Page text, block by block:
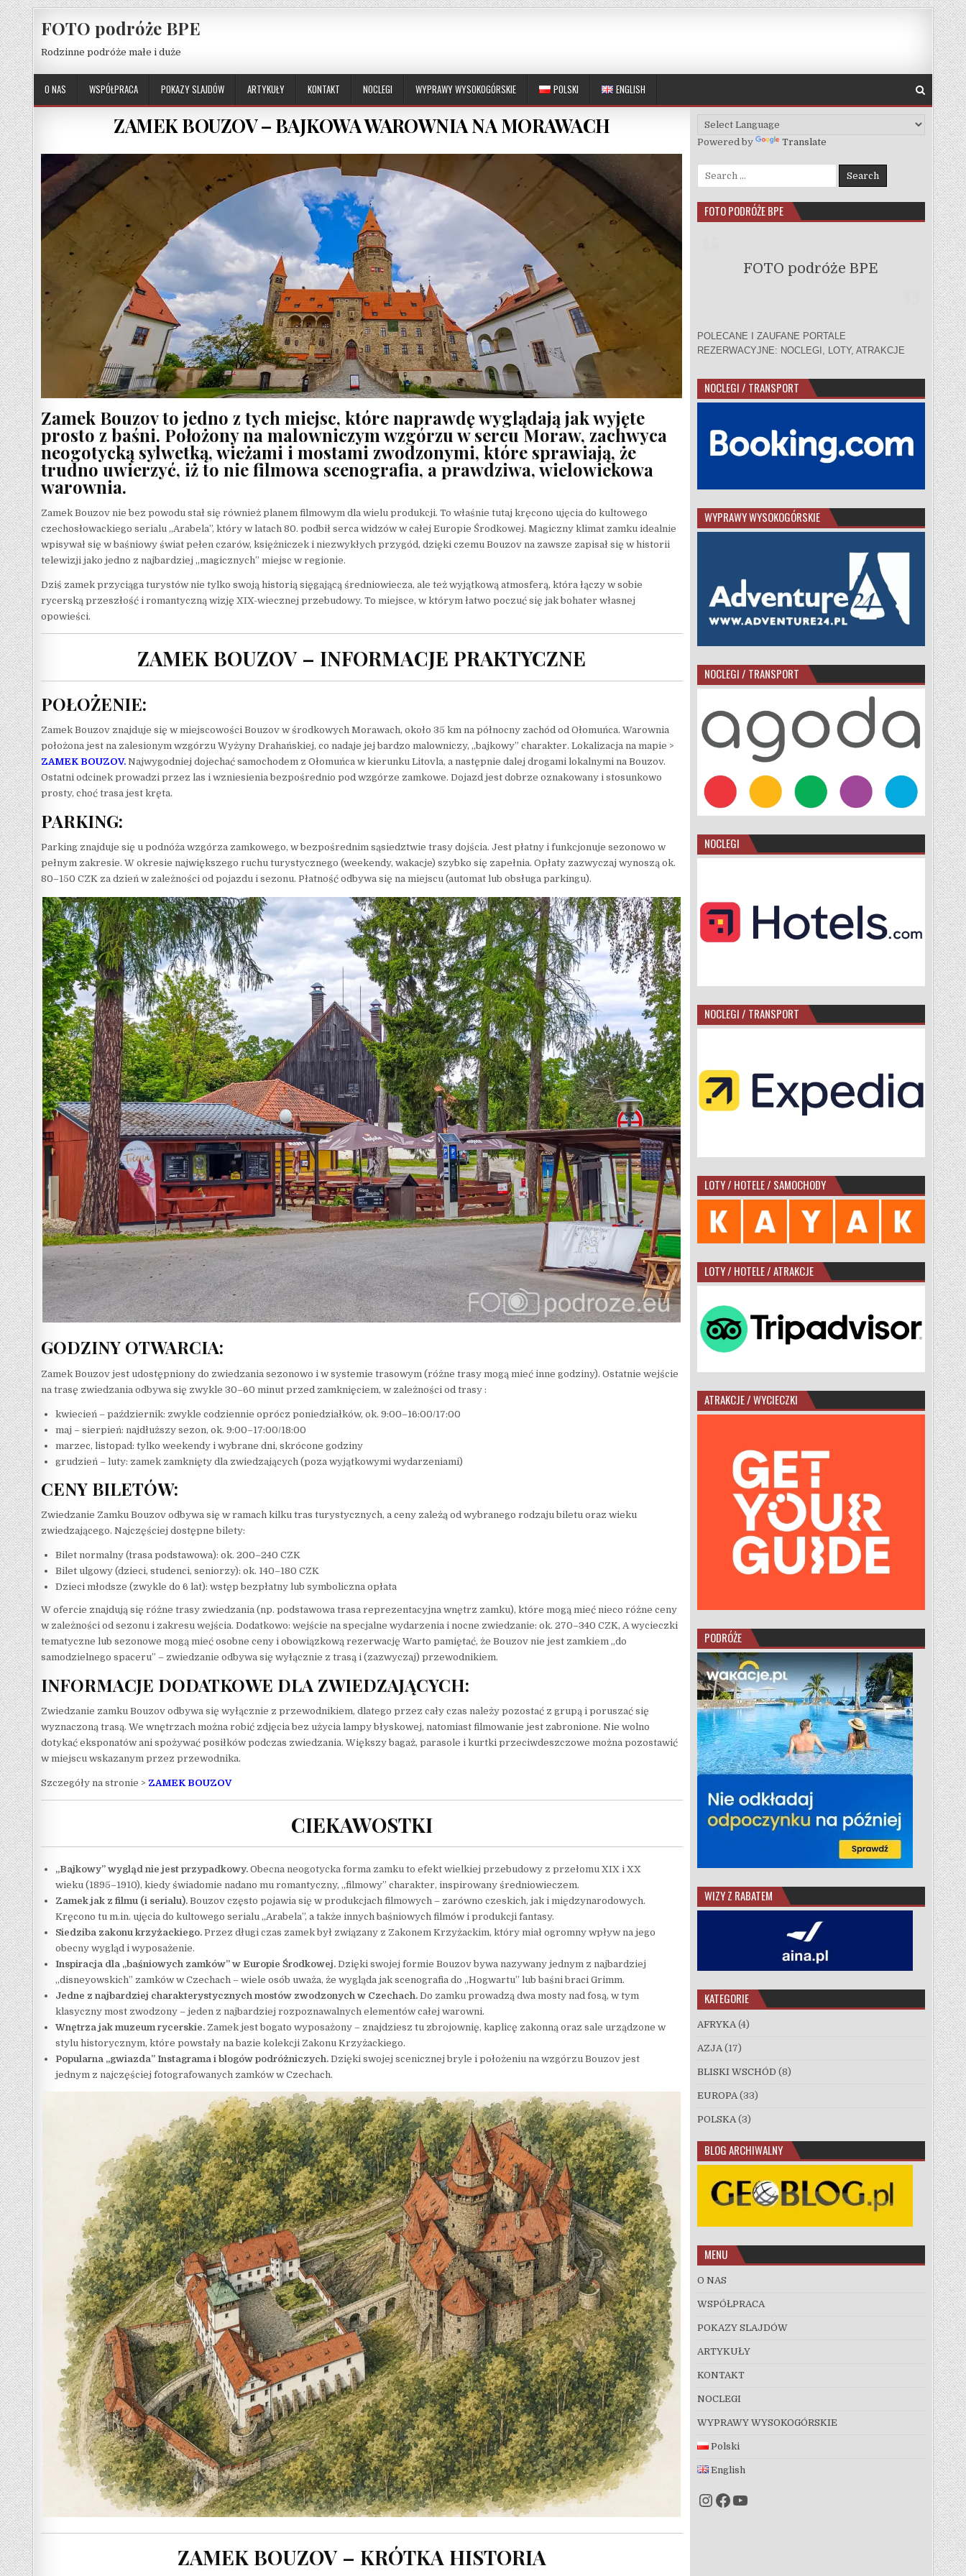
Skip to content
FOTO podróże BPE
Rodzinne podróże małe i duże
O NAS WSPÓŁPRACA POKAZY SLAJDÓW ARTYKUŁY KONTAKT NOCLEGI WYPRAWY WYSOKOGÓRSKIE POLSKI ENGLISH
ZAMEK BOUZOV – BAJKOWA WAROWNIA NA MORAWACH
Zamek Bouzov to jedno z tych miejsc, które naprawdę wyglądają jak wyjęte
prosto z baśni. Położony na malowniczym wzgórzu w sercu Moraw, zachwyca
neogotycką sylwetką, wieżami i mostami zwodzonymi, które sprawiają, że
trudno uwierzyć, iż to nie filmowa scenografia, a prawdziwa, wielowiekowa
warownia.
Zamek Bouzov nie bez powodu stał się również planem filmowym dla wielu produkcji. To właśnie tutaj kręcono ujęcia do kultowego
czechosłowackiego serialu „Arabela”, który w latach 80. podbił serca widzów w całej Europie Środkowej. Magiczny klimat zamku idealnie
wpisywał się w baśniowy świat pełen czarów, księżniczek i niezwykłych przygód, dzięki czemu Bouzov na zawsze zapisał się w historii
telewizji jako jedno z najbardziej „magicznych” miejsc w regionie.
Dziś zamek przyciąga turystów nie tylko swoją historią sięgającą średniowiecza, ale też wyjątkową atmosferą, która łączy w sobie
rycerską przeszłość i romantyczną wizję XIX-wiecznej przebudowy. To miejsce, w którym łatwo poczuć się jak bohater własnej
opowieści.
ZAMEK BOUZOV – INFORMACJE PRAKTYCZNE
POŁOŻENIE:
Zamek Bouzov znajduje się w miejscowości Bouzov w środkowych Morawach, około 35 km na północny zachód od Ołomuńca. Warownia
położona jest na zalesionym wzgórzu Wyżyny Drahańskiej, co nadaje jej bardzo malowniczy, „bajkowy” charakter. Lokalizacja na mapie >
ZAMEK BOUZOV. Najwygodniej dojechać samochodem z Ołomuńca w kierunku Litovla, a następnie dalej drogami lokalnymi na Bouzov.
Ostatni odcinek prowadzi przez las i wzniesienia bezpośrednio pod wzgórze zamkowe. Dojazd jest dobrze oznakowany i stosunkowo
prosty, choć trasa jest kręta.
PARKING:
Parking znajduje się u podnóża wzgórza zamkowego, w bezpośrednim sąsiedztwie trasy dojścia. Jest płatny i funkcjonuje sezonowo w
pełnym zakresie. W okresie największego ruchu turystycznego (weekendy, wakacje) szybko się zapełnia. Opłaty zazwyczaj wynoszą ok.
80–150 CZK za dzień w zależności od pojazdu i sezonu. Płatność odbywa się na miejscu (automat lub obsługa parkingu).
GODZINY OTWARCIA:
Zamek Bouzov jest udostępniony do zwiedzania sezonowo i w systemie trasowym (różne trasy mogą mieć inne godziny). Ostatnie wejście
na trasę zwiedzania odbywa się zwykle 30–60 minut przed zamknięciem, w zależności od trasy :
kwiecień – październik: zwykle codziennie oprócz poniedziałków, ok. 9:00–16:00/17:00
maj – sierpień: najdłuższy sezon, ok. 9:00–17:00/18:00
marzec, listopad: tylko weekendy i wybrane dni, skrócone godziny
grudzień – luty: zamek zamknięty dla zwiedzających (poza wyjątkowymi wydarzeniami)
CENY BILETÓW:
Zwiedzanie Zamku Bouzov odbywa się w ramach kilku tras turystycznych, a ceny zależą od wybranego rodzaju biletu oraz wieku
zwiedzającego. Najczęściej dostępne bilety:
Bilet normalny (trasa podstawowa): ok. 200–240 CZK
Bilet ulgowy (dzieci, studenci, seniorzy): ok. 140–180 CZK
Dzieci młodsze (zwykle do 6 lat): wstęp bezpłatny lub symboliczna opłata
W ofercie znajdują się różne trasy zwiedzania (np. podstawowa trasa reprezentacyjna wnętrz zamku), które mogą mieć nieco różne ceny
w zależności od sezonu i zakresu wejścia. Dodatkowo: wejście na specjalne wydarzenia i nocne zwiedzanie: ok. 270–340 CZK, A wycieczki
tematyczne lub sezonowe mogą mieć osobne ceny i obowiązkową rezerwację Warto pamiętać, że Bouzov nie jest zamkiem „do
samodzielnego spaceru” – zwiedzanie odbywa się wyłącznie z trasą i (zazwyczaj) przewodnikiem.
INFORMACJE DODATKOWE DLA ZWIEDZAJĄCYCH:
Zwiedzanie zamku Bouzov odbywa się wyłącznie z przewodnikiem, dlatego przez cały czas należy pozostać z grupą i poruszać się
wyznaczoną trasą. We wnętrzach można robić zdjęcia bez użycia lampy błyskowej, natomiast filmowanie jest zabronione. Nie wolno
dotykać eksponatów ani spożywać posiłków podczas zwiedzania. Większy bagaż, parasole i kurtki przeciwdeszczowe można pozostawić
w miejscu wskazanym przez przewodnika.
Szczegóły na stronie > ZAMEK BOUZOV
CIEKAWOSTKI
„Bajkowy” wygląd nie jest przypadkowy. Obecna neogotycka forma zamku to efekt wielkiej przebudowy z przełomu XIX i XX
wieku (1895–1910), kiedy świadomie nadano mu romantyczny, „filmowy” charakter, inspirowany średniowieczem.
Zamek jak z filmu (i serialu). Bouzov często pojawia się w produkcjach filmowych – zarówno czeskich, jak i międzynarodowych.
Kręcono tu m.in. ujęcia do kultowego serialu „Arabela”, a także innych baśniowych filmów i produkcji fantasy.
Siedziba zakonu krzyżackiego. Przez długi czas zamek był związany z Zakonem Krzyżackim, który miał ogromny wpływ na jego
obecny wygląd i wyposażenie.
Inspiracja dla „baśniowych zamków” w Europie Środkowej. Dzięki swojej formie Bouzov bywa nazywany jednym z najbardziej
„disneyowskich” zamków w Czechach – wiele osób uważa, że wygląda jak scenografia do „Hogwartu” lub baśni braci Grimm.
Jedne z najbardziej charakterystycznych mostów zwodzonych w Czechach. Do zamku prowadzą dwa mosty nad fosą, w tym
klasyczny most zwodzony – jeden z najbardziej rozpoznawalnych elementów całej warowni.
Wnętrza jak muzeum rycerskie. Zamek jest bogato wyposażony – znajdziesz tu zbrojownię, kaplicę zakonną oraz sale urządzone w
stylu historycznym, które powstały na bazie kolekcji Zakonu Krzyżackiego.
Popularna „gwiazda” Instagrama i blogów podróżniczych. Dzięki swojej scenicznej bryle i położeniu na wzgórzu Bouzov jest
jednym z najczęściej fotografowanych zamków w Czechach.
ZAMEK BOUZOV – KRÓTKA HISTORIA
Powered by Translate
Search for:
FOTO PODRÓŻE BPE
FOTO podróże BPE
POLECANE I ZAUFANE PORTALE
REZERWACYJNE: NOCLEGI, LOTY, ATRAKCJE
NOCLEGI / TRANSPORT
WYPRAWY WYSOKOGÓRSKIE
NOCLEGI / TRANSPORT
NOCLEGI
NOCLEGI / TRANSPORT
LOTY / HOTELE / SAMOCHODY
LOTY / HOTELE / ATRAKCJE
ATRAKCJE / WYCIECZKI
PODRÓŻE
WIZY Z RABATEM
KATEGORIE
AFRYKA (4)
AZJA (17)
BLISKI WSCHÓD (8)
EUROPA (33)
POLSKA (3)
BLOG ARCHIWALNY
MENU
O NAS
WSPÓŁPRACA
POKAZY SLAJDÓW
ARTYKUŁY
KONTAKT
NOCLEGI
WYPRAWY WYSOKOGÓRSKIE
Polski
English
Instagram
Facebook
YouTube